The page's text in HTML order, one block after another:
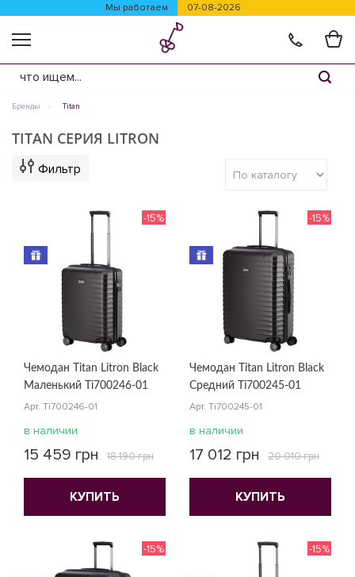
Мы работаем 07-08-2026
Бренды Titan
TITAN СЕРИЯ LITRON
Фильтр
Чемодан Titan Litron Black
Маленький Ti700246-01
Арт. Ti700246-01
-15%
в наличии
15 459 грн 18 190 грн
КУПИТЬ
Чемодан Titan Litron Black
Средний Ti700245-01
Арт. Ti700245-01
-15%
в наличии
17 012 грн 20 010 грн
КУПИТЬ
-15% -15%